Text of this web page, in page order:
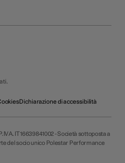
Dichiarazione di accessibilità
IT 16639841002 - Società sottoposta a
del socio unico Polestar Performance